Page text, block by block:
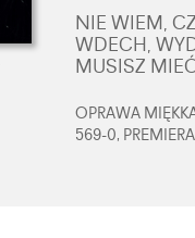
NIE WIEM,
WDECH,
MUSISZ
OPRAWA
569-0,